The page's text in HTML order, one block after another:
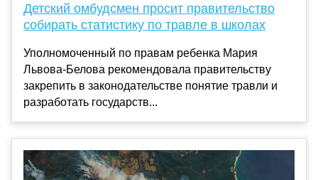
Детский омбудсмен просит правительство
собирать статистику по травле в школах
Уполномоченный по правам ребенка Мария
Львова-Белова рекомендовала правительству
закрепить в законодательстве понятие травли и
разработать государств...